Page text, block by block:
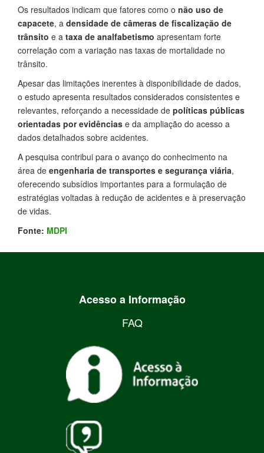
Os resultados indicam que fatores como o não uso de
capacete, a densidade de câmeras de fiscalização de
trânsito e a taxa de analfabetismo apresentam forte
correlação com a variação nas taxas de mortalidade no
trânsito.
Apesar das limitações inerentes à disponibilidade de dados,
o estudo apresenta resultados considerados consistentes e
relevantes, reforçando a necessidade de políticas públicas
orientadas por evidências e da ampliação do acesso a
dados detalhados sobre acidentes.
A pesquisa contribui para o avanço do conhecimento na
área de engenharia de transportes e segurança viária,
oferecendo subsídios importantes para a formulação de
estratégias voltadas à redução de acidentes e à preservação
de vidas.
Fonte: MDPI
Acesso a Informação
FAQ